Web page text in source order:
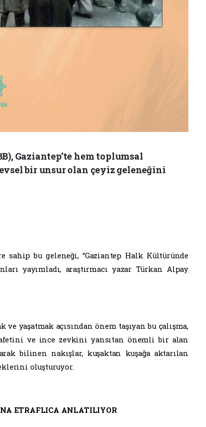
Gaziantep’te hem toplumsal
bir unsur olan çeyiz geleneğini
bu geleneği, “Gaziantep Halk Kültüründe
yayımladı, araştırmacı yazar Türkan Alpay
yaşatmak açısından önem taşıyan bu çalışma,
ve ince zevkini yansıtan önemli bir alan
bilinen nakışlar, kuşaktan kuşağa aktarılan
oluşturuyor.
ETRAFLICA ANLATILIYOR